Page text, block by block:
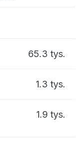
65.3 tys.
1.3 tys.
1.9 tys.